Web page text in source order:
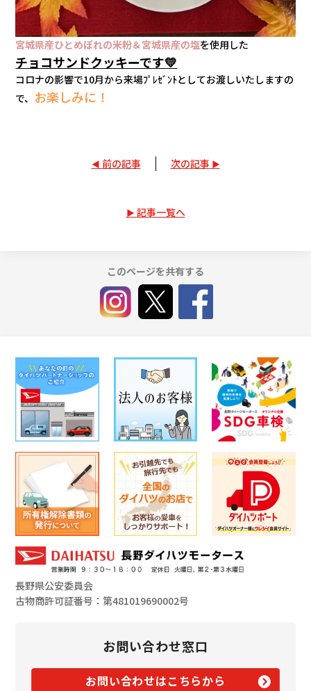
宮城県産ひとめぼれの米粉＆宮城県産の塩を使用した
チョコサンドクッキーです💛
コロナの影響で10月から来場ﾌﾟﾚｾﾞﾝﾄとしてお渡しいたしますの
で、 お楽しみに！
前の記事 次の記事
記事一覧へ
このページを共有する
長野県公安委員会
古物商許可証番号：第481019690002号
お問い合わせ窓口
お問い合わせはこちらから